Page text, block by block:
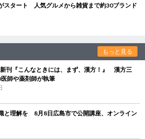
スタート 人気グルメから雑貨まで約30ブランド
もっと見る
刊『こんなときには、まず、漢方！』 漢方三
師や薬剤師が執筆
と理解を 8月8日広島市で公開講座、オンライン